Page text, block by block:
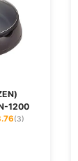
1200
(3)